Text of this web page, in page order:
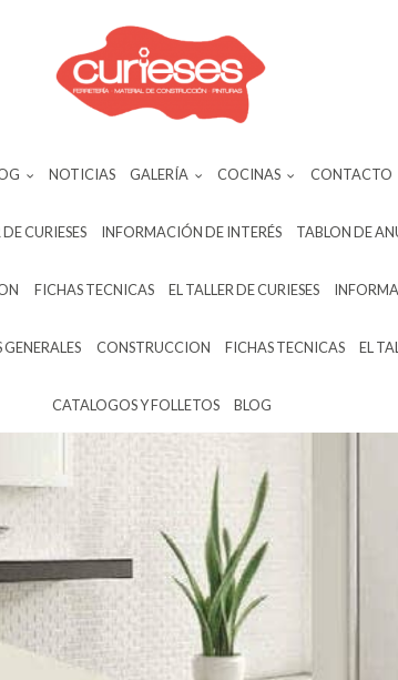
NOTICIAS GALERÍA COCINAS CONTACTO
CURIESES INFORMACIÓN DE INTERÉS TABLON DE
FICHAS TECNICAS EL TALLER DE CURIESES
CONSTRUCCION FICHAS TECNICAS EL
CATALOGOS Y FOLLETOS BLOG